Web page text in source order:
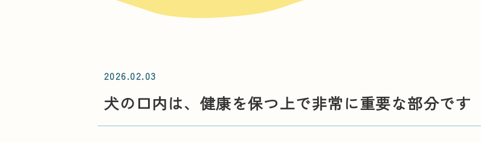
2026.02.03
犬の口内は、健康を保つ上で非常に重要な部分です